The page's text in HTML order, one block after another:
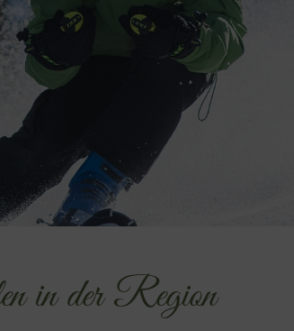
in der Region